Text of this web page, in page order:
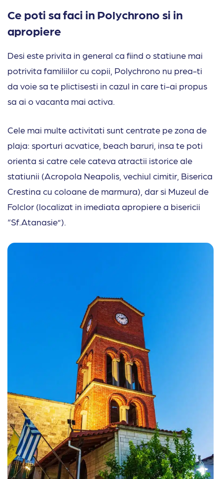
Ce poti sa faci in Polychrono si in
apropiere
Desi este privita in general ca fiind o statiune mai
potrivita familiilor cu copii, Polychrono nu prea-ti
da voie sa te plictisesti in cazul in care ti-ai propus
sa ai o vacanta mai activa.
Cele mai multe activitati sunt centrate pe zona de
plaja: sporturi acvatice, beach baruri, insa te poti
orienta si catre cele cateva atractii istorice ale
statiunii (Acropola Neapolis, vechiul cimitir, Biserica
Crestina cu coloane de marmura), dar si Muzeul de
Folclor (localizat in imediata apropiere a bisericii
“Sf.Atanasie”).